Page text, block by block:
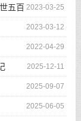
2023-03-25
五百
2023-03-12
2022-04-29
2025-12-11
2025-09-07
2025-06-05